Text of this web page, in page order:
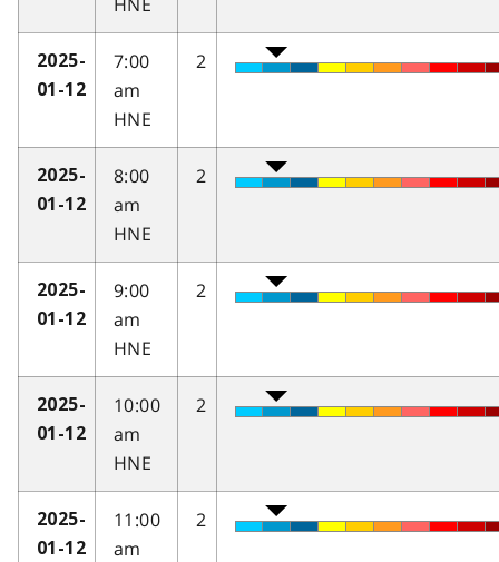
2025-
01-12
7:00
am
HNE
2
2025-
01-12
8:00
am
HNE
2
2025-
01-12
9:00
am
HNE
2
2025-
01-12
10:00
am
HNE
2
2025-
01-12
11:00
am
2